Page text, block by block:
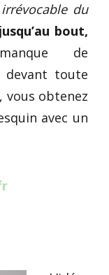
du
bout,
de
devant toute
vous obtenez
avec un